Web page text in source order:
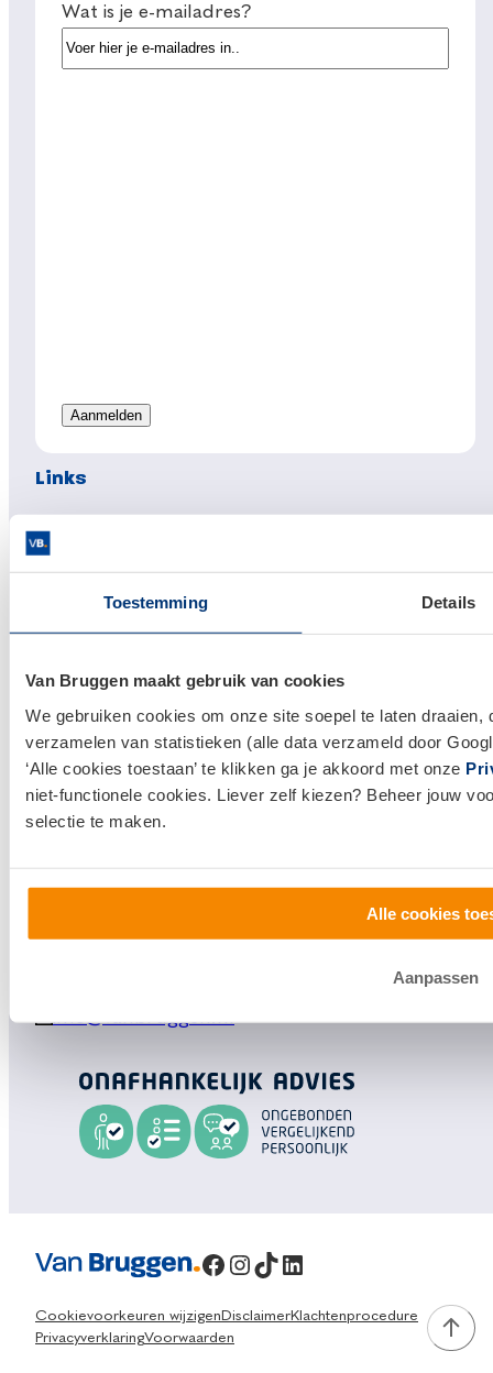
Toestemming Details
Van Bruggen maakt gebruik van cookies
We gebruiken cookies om onze site soepel te laten
verzamelen van statistieken (alle data verzameld door
‘Alle cookies toestaan’ te klikken ga je akkoord met onze
niet-functionele cookies. Liever zelf kiezen? Beheer jouw
selectie te maken.
Alle cookies
Aanpassen
Wat is je e-mailadres?
Links
Actuele hypotheekrentes
Financieel Advies
Verzekeringsadvies
Makelaardij
Huis kopen
Bezoek eenvestigingbij jou in de buurt, of neem
info@vanbruggen.nl
Facebook
Instagram
TikTok
LinkedIn
Cookievoorkeuren wijzigen DisclaimerKlachtenprocedure
PrivacyverklaringVoorwaarden